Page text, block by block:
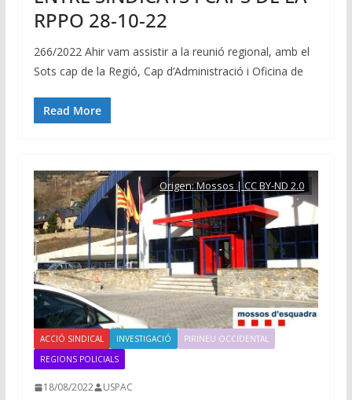
RPPO 28-10-22
266/2022 Ahir vam assistir a la reunió regional, amb el
Sots cap de la Regió, Cap d’Administració i Oficina de
Read More
Origen:Mossos | CC BY-ND 2.0
ACCIÓ SINDICAL INVESTIGACIÓ
PIRINEU OCCIDENTAL
REGIONS POLICIALS
18/08/2022 USPAC